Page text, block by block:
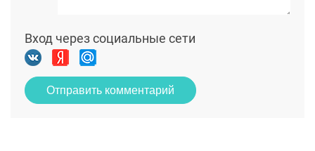
Вход через социальные сети
Отправить комментарий